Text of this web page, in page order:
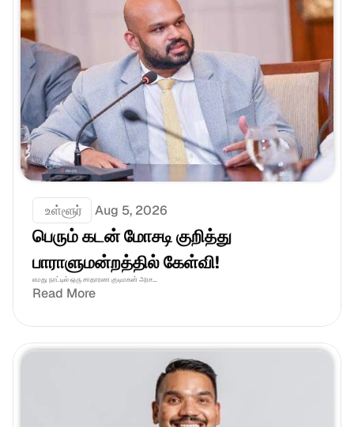
உள்ளூர் Aug 5, 2026
பெரும் கடன் மோசடி குறித்து
பாராளுமன்றத்தில் கேள்வி!
எமது நாட்டில் ஒரு சாதாரண குடிமகன் அரச...
Read More